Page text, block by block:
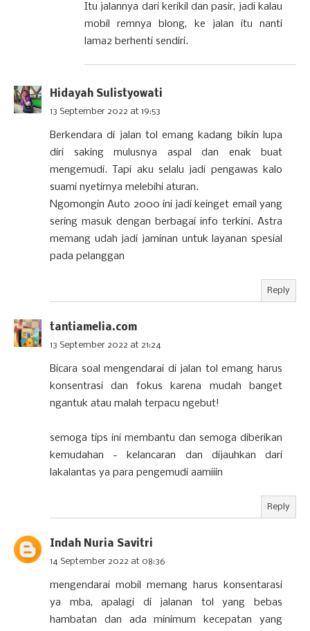
Itu jalannya dari kerikil dan pasir, jadi kalau
mobil remnya blong, ke jalan itu nanti
lama2 berhenti sendiri.
Hidayah Sulistyowati
13 September 2022 at 19:53
Berkendara di jalan tol emang kadang bikin lupa
diri saking mulusnya aspal dan enak buat
mengemudi. Tapi aku selalu jadi pengawas kalo
suami nyetirnya melebihi aturan.
Ngomongin Auto 2000 ini jadi keinget email yang
sering masuk dengan berbagai info terkini. Astra
memang udah jadi jaminan untuk layanan spesial
pada pelanggan
Reply
tantiamelia.com
13 September 2022 at 21:24
Bicara soal mengendarai di jalan tol emang harus
konsentrasi dan fokus karena mudah banget
ngantuk atau malah terpacu ngebut!
semoga tips ini membantu dan semoga diberikan
kemudahan - kelancaran dan dijauhkan dari
lakalantas ya para pengemudi aamiiin
Reply
Indah Nuria Savitri
14 September 2022 at 08:36
mengendarai mobil memang harus konsentarasi
ya mba, apalagi di jalanan tol yang bebas
hambatan dan ada minimum kecepatan yang